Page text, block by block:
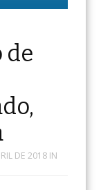
de
DE 2018IN